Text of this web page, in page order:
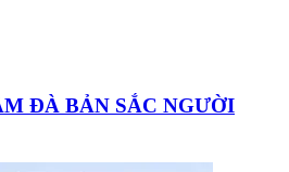
ĐÀ BẢN SẮC NGƯỜI